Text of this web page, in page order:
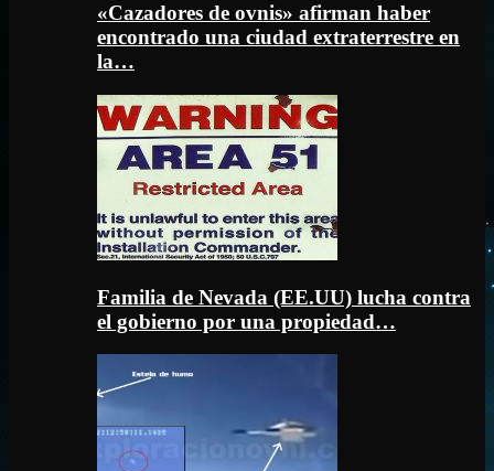
«Cazadores de ovnis» afirman haber
encontrado una ciudad extraterrestre en
la…
Familia de Nevada (EE.UU) lucha contra
el gobierno por una propiedad…